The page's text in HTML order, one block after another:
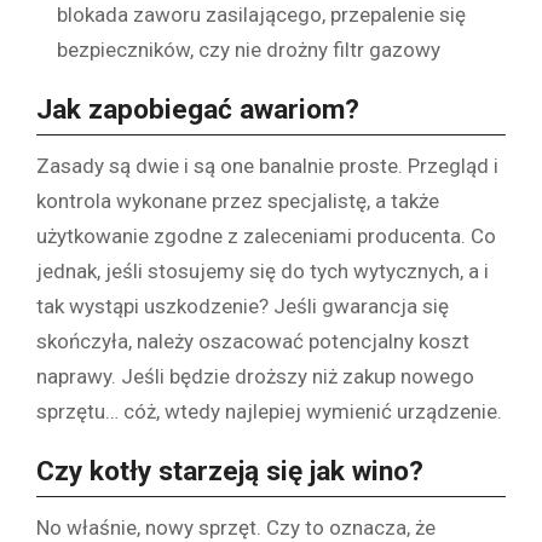
blokada zaworu zasilającego, przepalenie się
bezpieczników, czy nie drożny filtr gazowy
Jak zapobiegać awariom?
Zasady są dwie i są one banalnie proste. Przegląd i
kontrola wykonane przez specjalistę, a także
użytkowanie zgodne z zaleceniami producenta. Co
jednak, jeśli stosujemy się do tych wytycznych, a i
tak wystąpi uszkodzenie? Jeśli gwarancja się
skończyła, należy oszacować potencjalny koszt
naprawy. Jeśli będzie droższy niż zakup nowego
sprzętu… cóż, wtedy najlepiej wymienić urządzenie.
Czy kotły starzeją się jak wino?
No właśnie, nowy sprzęt. Czy to oznacza, że